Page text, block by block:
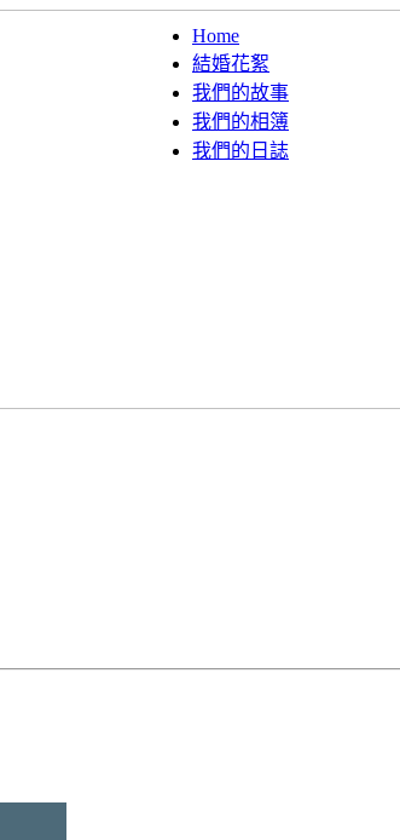
Home
結婚花絮
我們的故事
我們的相簿
我們的日誌